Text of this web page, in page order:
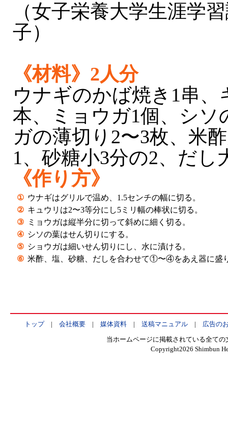
（女子栄養大学生涯学
子）
《材料》2人分
ウナギのかば焼き1串、
本、ミョウガ1個、シソ
ガの薄切り2〜3枚、米
1、砂糖小3分の2、だし
《作り方》
① ウナギはグリルで温め、1.5センチの幅に切る。
② キュウリは2〜3等分にし5ミリ幅の棒状に切る。
③
ミョウガは縦半分に切って斜めに細く切る。
④ シソの葉はせん切りにする。
⑤ ショウガは細いせん切りにし、水に漬ける。
⑥ 米酢、塩、砂糖、だしを合わせて①〜④をあえ器に盛
トップ| 会社概要| 媒体資料| 送稿マニュアル| 広告の
当ホームページに掲載されている全て
Copyright2026 Shimbun